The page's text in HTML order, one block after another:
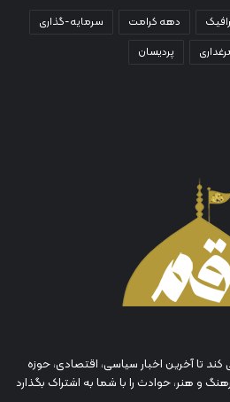
دهه کرامت
سرمایه-گذاری
پردیسان
تا آخرین اخبار سیاسی، اقتصادی، حوزه
و هنر، حوادث را با شما به اشتراک بگذارد